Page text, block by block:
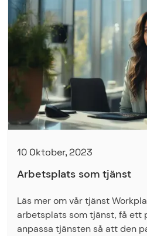
10 Oktober, 2023
Arbetsplats som tjänst
Läs mer om vår tjänst
arbetsplats som tjänst, få ett
anpassa tjänsten så att den